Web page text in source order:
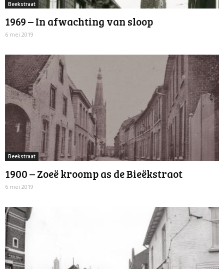
Beekstraat
1969 – In afwachting van sloop
6 mei 2019
Beekstraat
1900 – Zoeë kroomp as de Bieëkstraot
6 mei 2019